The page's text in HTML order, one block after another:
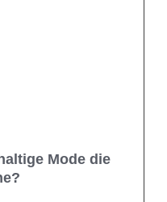
Mode die